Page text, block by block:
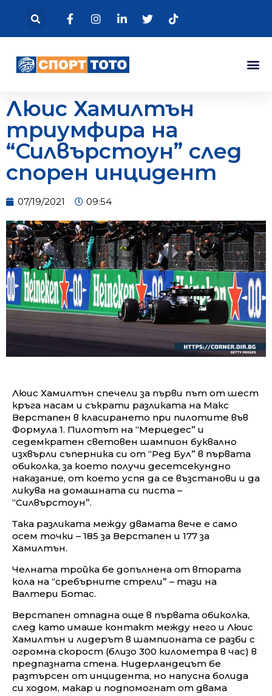
Люис Хамилтън
триумфира на
“Силвърстоун” след
спорен инцидент
07/19/2021 09:54
Люис Хамилтън спечели за първи път от шест
кръга насам и съкрати разликата на Макс
Верстапен в класирането при пилотите във
Формула 1. Пилотът на “Мерцедес” и
седемкратен световен шампион буквално
изхвърли съперника си от “Ред Бул” в първата
обиколка, за което получи десетсекундно
наказание, от което успя да се възстанови и да
ликува на домашната си писта –
“Силвърстоун”.
Така разликата между двамата вече е само
осем точки – 185 за Верстапен и 177 за
Хамилтън.
Челната тройка бе допълнена от втората
кола на “сребърните стрели” – тази на
Валтери Ботас.
Верстапен отпадна още в първата обиколка,
след като имаше контакт между него и Люис
Хамилтън и лидерът в шампионата се разби с
огромна скорост (близо 300 километра в час) в
предпазната стена. Нидерландецът бе
разтърсен от инцидента, но напусна болида
си ходом, макар и подпомогнат от двама